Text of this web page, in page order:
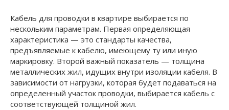
Кабель для проводки в квартире выбирается по
нескольким параметрам. Первая определяющая
характеристика — это стандарты качества,
предъявляемые к кабелю, имеющему ту или иную
маркировку. Второй важный показатель — толщина
металлических жил, идущих внутри изоляции кабеля. В
зависимости от нагрузки, которая будет подаваться на
определенный участок проводки, выбирается кабель с
соответствующей толщиной жил.